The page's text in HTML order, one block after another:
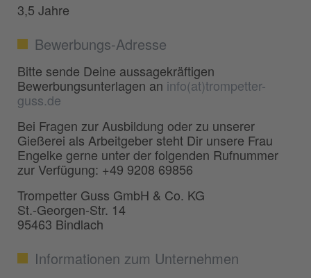
3,5 Jahre
Bewerbungs-Adresse
Bitte sende Deine aussagekräftigen
Bewerbungsunterlagen an info(at)trompetter-
guss.de
Bei Fragen zur Ausbildung oder zu unserer
Gießerei als Arbeitgeber steht Dir unsere Frau
Engelke gerne unter der folgenden Rufnummer
zur Verfügung: +49 9208 69856
Trompetter Guss GmbH & Co. KG
St.-Georgen-Str. 14
95463 Bindlach
Informationen zum Unternehmen